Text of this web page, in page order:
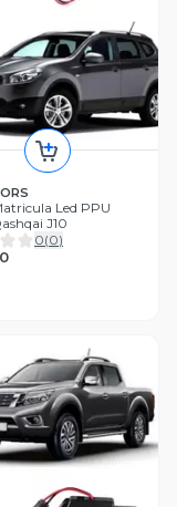
Led PPU
J10
0(0)